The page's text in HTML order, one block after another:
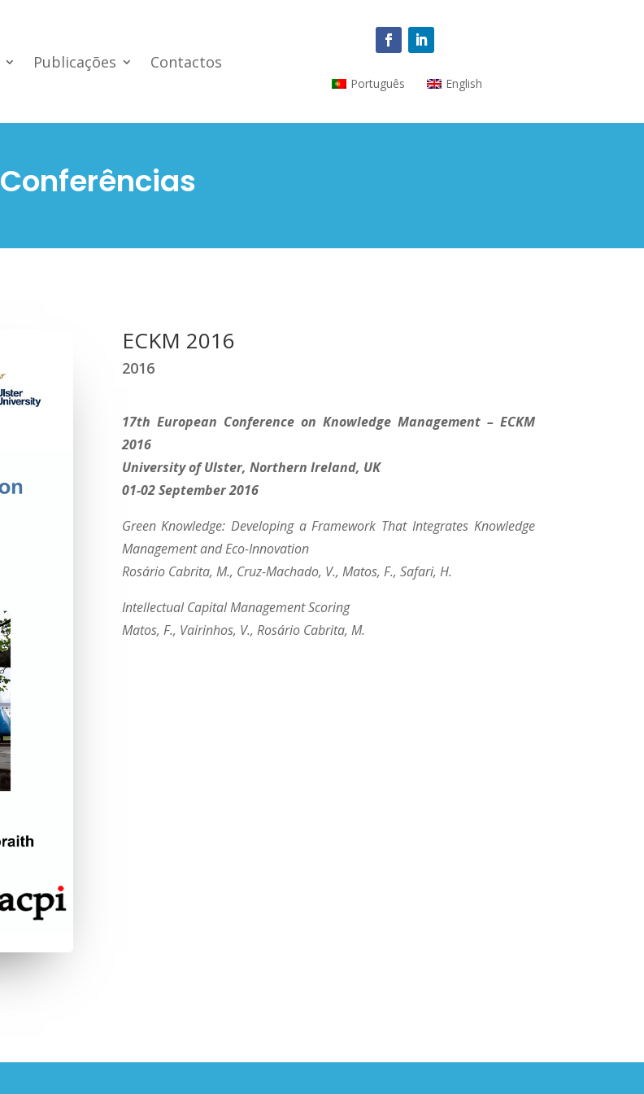
Publicações Contactos
Português English
Conferências
ECKM 2016
2016
17th European Conference on Knowledge Management – ECKM
2016
University of Ulster, Northern Ireland, UK
01-02 September 2016
Green Knowledge: Developing a Framework That Integrates Knowledge
Management and Eco-Innovation
Rosário Cabrita, M., Cruz-Machado, V., Matos, F., Safari, H.
Intellectual Capital Management Scoring
Matos, F., Vairinhos, V., Rosário Cabrita, M.